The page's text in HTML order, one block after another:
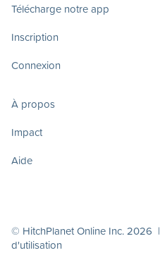
Télécharge notre app
Inscription
Connexion
À propos
Impact
Aide
© HitchPlanet Online Inc. 2026 |
d'utilisation